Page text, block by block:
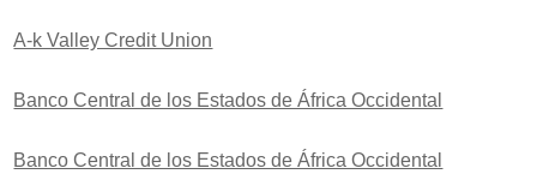
A-k Valley Credit Union
Banco Central de los Estados de África Occidental
Banco Central de los Estados de África Occidental